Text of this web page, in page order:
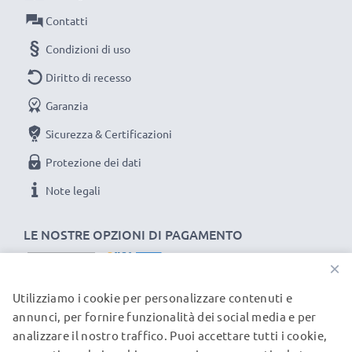
possa fare, efficientando e riducendo l’impatto
ambientale e gli scarti superflui.
non fare compromessi sulla qualità: ordina ora!
LE NOSTRE OPZIONI DI PAGAMENTO
Contatti
Condizioni di uso
Diritto di recesso
Garanzia
Sicurezza & Certificazioni
Protezione dei dati
Note legali
I NOSTRI PARTNER DI SPEDIZIONE
×
Utilizziamo i cookie per personalizzare contenuti e
annunci, per fornire funzionalità dei social media e per
analizzare il nostro traffico. Puoi accettare tutti i cookie,